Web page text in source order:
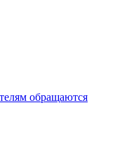
обращаются